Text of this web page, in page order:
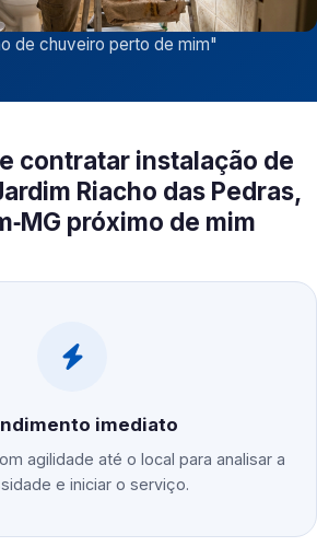
de chuveiro perto de mim"
contratar instalação de
Riacho das Pedras,
próximo de mim
imediato
agilidade até o local para analisar a
e iniciar o serviço.